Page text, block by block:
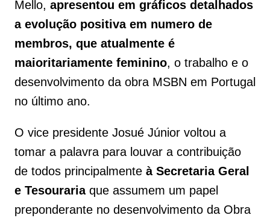
Mello, apresentou em gráficos detalhados
a evolução positiva em numero de
membros, que atualmente é
maioritariamente feminino, o trabalho e o
desenvolvimento da obra MSBN em Portugal
no último ano.
O vice presidente Josué Júnior voltou a
tomar a palavra para louvar a contribuição
de todos principalmente à Secretaria Geral
e Tesourariaque assumem um papel
preponderante no desenvolvimento da Obra